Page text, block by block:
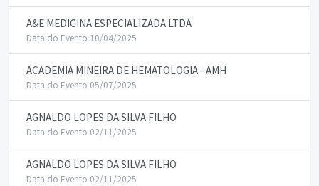
A&E MEDICINA ESPECIALIZADA LTDA
Data do Evento 10/04/2025
ACADEMIA MINEIRA DE HEMATOLOGIA - AMH
Data do Evento 05/07/2025
AGNALDO LOPES DA SILVA FILHO
Data do Evento 02/11/2025
AGNALDO LOPES DA SILVA FILHO
Data do Evento 02/11/2025